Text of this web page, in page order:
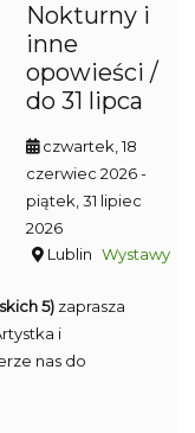
Nokturny i
inne
opowieści /
do 31 lipca
czwartek, 18
czerwiec 2026-
piątek, 31 lipiec
2026
Lublin Wystawy
5) zaprasza
i
nas do